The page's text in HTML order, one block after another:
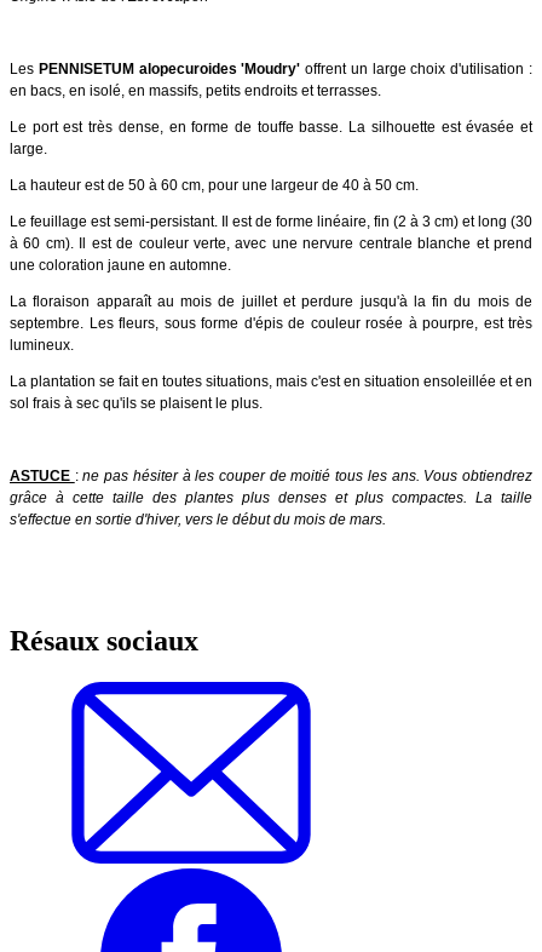
Les PENNISETUM alopecuroides 'Moudry'offrent un large choix d'utilisation :
en bacs, en isolé, en massifs, petits endroits et terrasses.
Le port est très dense, en forme de touffe basse. La silhouette est évasée et
large.
La hauteur est de 50 à 60 cm, pour une largeur de 40 à 50 cm.
Le feuillage est semi-persistant. Il est de forme linéaire, fin (2 à 3 cm) et long (30
à 60 cm). Il est de couleur verte, avec une nervure centrale blanche et prend
une coloration jaune en automne.
La floraison apparaît au mois de juillet et perdure jusqu'à la fin du mois de
septembre. Les fleurs, sous forme d'épis de couleur rosée à pourpre, est très
lumineux.
La plantation se fait en toutes situations, mais c'est en situation ensoleillée et en
sol frais à sec qu'ils se plaisent le plus.
ASTUCE :ne pas hésiter à les couper de moitié tous les ans. Vous obtiendrez
grâce à cette taille des plantes plus denses et plus compactes. La taille
s'effectue en sortie d'hiver, vers le début du mois de mars.
Résaux sociaux